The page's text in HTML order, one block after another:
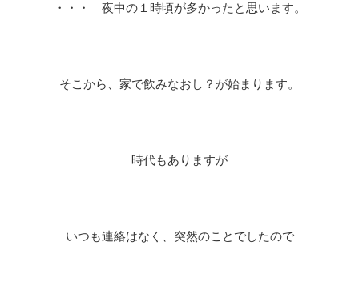
・・・ 夜中の１時頃が多かったと思います。
そこから、家で飲みなおし？が始まります。
時代もありますが
いつも連絡はなく、突然のことでしたので